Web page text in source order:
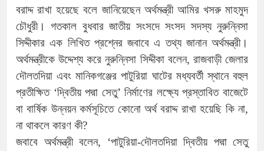
বরাদ্দ রাখা হয়েছে বলে জানিয়েছেন অর্থমন্ত্রী আমির খসরু মাহমুদ
চৌধুরী। গতকাল বুধবার জাতীয় সংসদে সংসদ সদস্য নুরুন্নিসা
সিদ্দীকার এক লিখিত প্রশ্নের জবাবে এ তথ্য জানান অর্থমন্ত্রী।
অর্থমন্ত্রীকে উদ্দেশ্য করে নুরুন্নিসা সিদ্দীকা বলেন, রাজবাড়ী জেলার
দৌলতদিয়া এবং মানিকগঞ্জের পাটুরিয়া ঘাটের মধ্যবর্তী স্থানে বহুল
প্রতীক্ষিত ‘দ্বিতীয় পদ্মা সেতু’ নির্মাণের লক্ষ্যে প্রস্তাবিত বাজেটে
বা বার্ষিক উন্নয়ন কর্মসূচিতে কোনো অর্থ বরাদ্দ রাখা হয়েছি কি না,
না থাকলে কারণ কী?
জবাবে অর্থমন্ত্রী বলেন, ‘পাটুরিয়া-দৌলতদিয়া দ্বিতীয় পদ্মা সেতু